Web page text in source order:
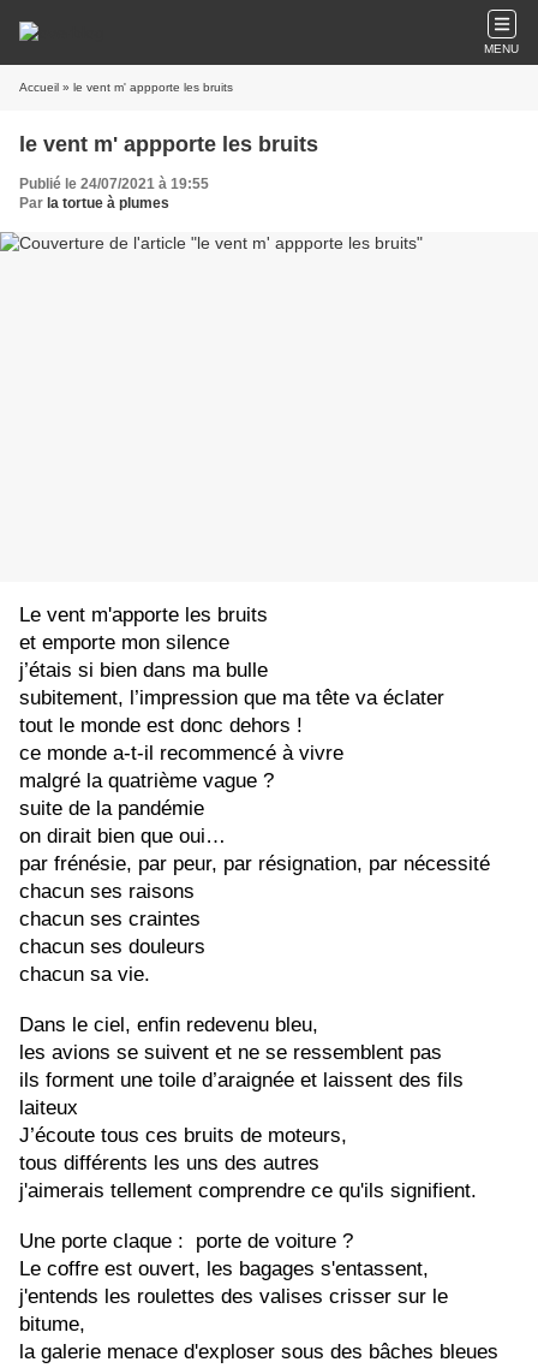
MENU
Accueil » le vent m' appporte les bruits
le vent m' appporte les bruits
Publié le 24/07/2021 à 19:55
Par la tortue à plumes
Le vent m'apporte les bruits
et emporte mon silence
j’étais si bien dans ma bulle
subitement, l’impression que ma tête va éclater
tout le monde est donc dehors !
ce monde a-t-il recommencé à vivre
malgré la quatrième vague ?
suite de la pandémie
on dirait bien que oui…
par frénésie, par peur, par résignation, par nécessité
chacun ses raisons
chacun ses craintes
chacun ses douleurs
chacun sa vie.
Dans le ciel, enfin redevenu bleu,
les avions se suivent et ne se ressemblent pas
ils forment une toile d’araignée et laissent des fils
laiteux
J’écoute tous ces bruits de moteurs,
tous différents les uns des autres
j'aimerais tellement comprendre ce qu'ils signifient.
Une porte claque :  porte de voiture ?
Le coffre est ouvert, les bagages s'entassent,
j'entends les roulettes des valises crisser sur le
bitume,
la galerie menace d'exploser sous des bâches bleues